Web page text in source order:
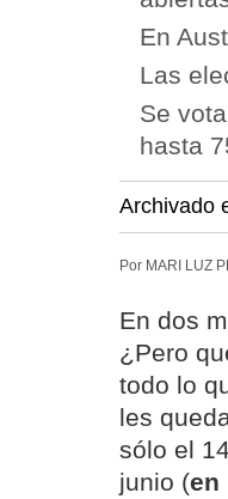
En
Las
Se
hasta
Archivado
Por MARI LUZ
En dos
¿Pero
todo lo
les
sólo el
junio (en